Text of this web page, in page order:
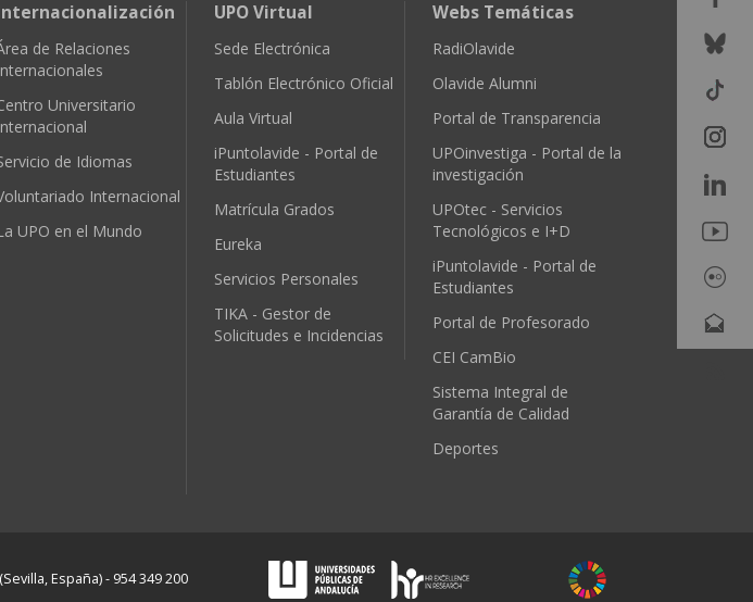
de Relaciones
Universitario
de Idiomas
Internacional
UPO en el Mundo
UPO Virtual
Sede Electrónica
Tablón Electrónico Oficial
Aula Virtual
iPuntolavide - Portal de
Estudiantes
Matrícula Grados
Eureka
Servicios Personales
TIKA - Gestor de
Solicitudes e Incidencias
Webs Temáticas
RadiOlavide
Olavide Alumni
Portal de Transparencia
UPOinvestiga - Portal de la
investigación
UPOtec - Servicios
Tecnológicos e I+D
iPuntolavide - Portal de
Estudiantes
Portal de Profesorado
CEI CamBio
Sistema Integral de
Garantía de Calidad
Deportes
España) - 954 349 200